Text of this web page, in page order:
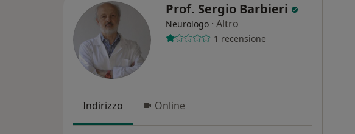
Prof. Sergio Barbieri
Neurologo · Altro
1 recensione
Indirizzo Online